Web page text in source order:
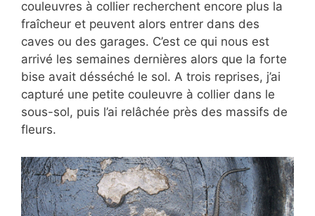
couleuvres à collier recherchent encore plus la
fraîcheur et peuvent alors entrer dans des
caves ou des garages. C’est ce qui nous est
arrivé les semaines dernières alors que la forte
bise avait désséché le sol. A trois reprises, j’ai
capturé une petite couleuvre à collier dans le
sous-sol, puis l’ai relâchée près des massifs de
fleurs.